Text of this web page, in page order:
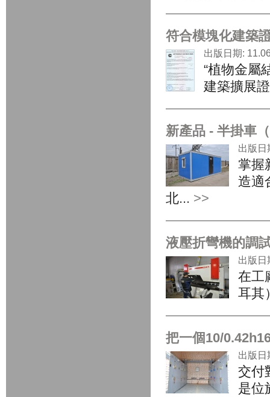
符合模塊化建築
出版日期:
“植物金屬
建築擴展
新產品 - 半掛車
出版日
掌握
造適
北... >>
液壓折彎機的調
出版日
在工
耳其
把一個10/
出版日
交付
是位